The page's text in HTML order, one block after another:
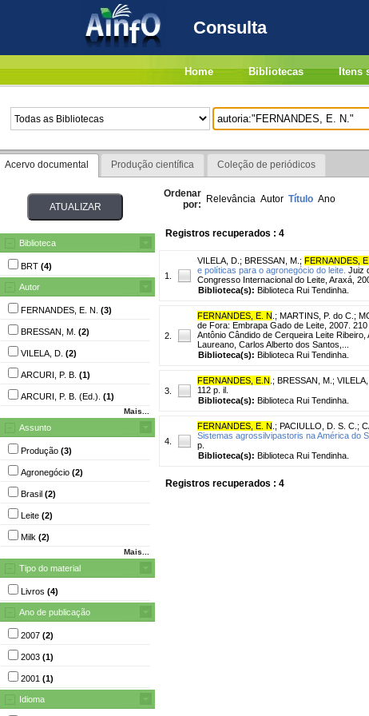
Consulta
Home Bibliotecas Itens
Acervo documental Produção científica Coleção de periódicos
Biblioteca
BRT (4)
Autor
FERNANDES, E. N. (3)
BRESSAN, M. (2)
VILELA, D. (2)
ARCURI, P. B. (1)
ARCURI, P. B. (Ed.). (1)
Mais...
Assunto
Produção (3)
Agronegócio (2)
Brasil (2)
Leite (2)
Milk (2)
Mais...
Tipo do material
Livros (4)
Ano de publicação
2007 (2)
2003 (1)
2001 (1)
Idioma
Ordenar
por: Relevância Autor Título Ano
Registros recuperados : 4
1.
VILELA, D. ; BRESSAN, M. ; FERNANDES,
e políticas para o agronegócio do leite. Juiz
Congresso Internacional do Leite, Araxá,
Biblioteca(s): Biblioteca Rui Tendinha.
2.
FERNANDES, E. N ; MARTINS, P. do C. ;
de Fora: Embrapa Gado de Leite, 2007.
Antônio Cândido de Cerqueira Leite
Laureano, Carlos Alberto dos Santos,...
Biblioteca(s): Biblioteca Rui Tendinha.
3.
FERNANDES, E.N ; BRESSAN, M. ; VILELA,
112 p. il.
Biblioteca(s): Biblioteca Rui Tendinha.
4.
FERNANDES, E. N ; PACIULLO, D. S. C. ;
Sistemas agrossilvipastoris na América do
p.
Biblioteca(s): Biblioteca Rui Tendinha.
Registros recuperados : 4